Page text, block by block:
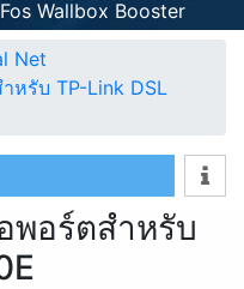
Wallbox Booster
Net
หรับ TP-Link DSL
พอร์ตสำหรับ